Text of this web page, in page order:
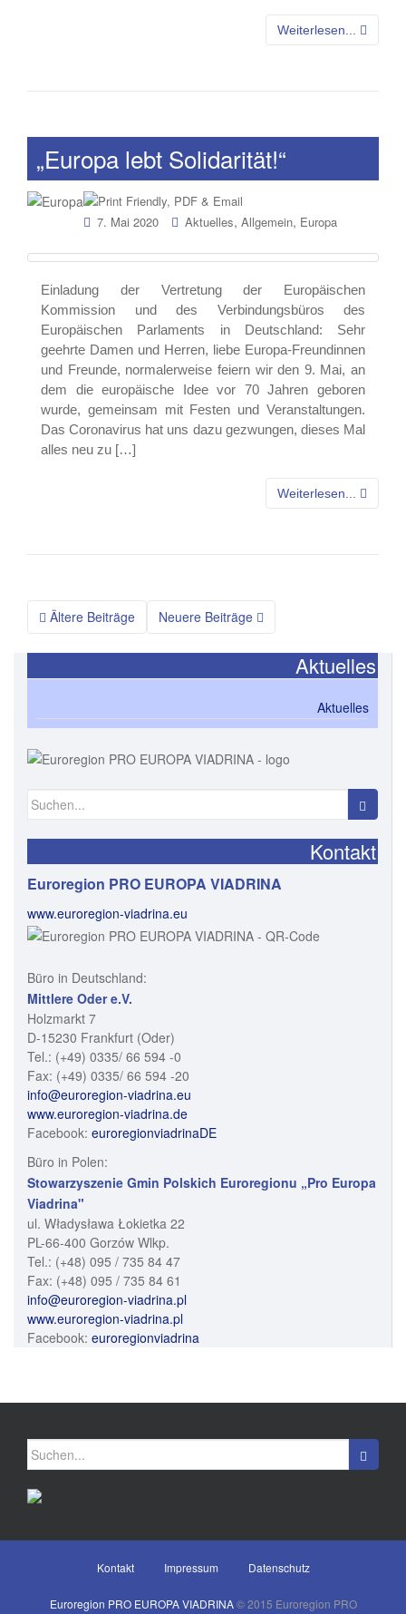
Weiterlesen...
„Europa lebt Solidarität!“
7. Mai 2020 Aktuelles, Allgemein, Europa
Einladung der Vertretung der Europäischen
Kommission und des Verbindungsbüros des
Europäischen Parlaments in Deutschland: Sehr
geehrte Damen und Herren, liebe Europa-Freundinnen
und Freunde, normalerweise feiern wir den 9. Mai, an
dem die europäische Idee vor 70 Jahren geboren
wurde, gemeinsam mit Festen und Veranstaltungen.
Das Coronavirus hat uns dazu gezwungen, dieses Mal
alles neu zu […]
Weiterlesen...
Beitragsnavigation
Ältere Beiträge Neuere Beiträge
Aktuelles
Aktuelles
Suchen
Kontakt
Euroregion PRO EUROPA VIADRINA
www.euroregion-viadrina.eu
Büro in Deutschland:
Mittlere Oder e.V.
Holzmarkt 7
D-15230 Frankfurt (Oder)
Tel.: (+49) 0335/ 66 594 -0
Fax: (+49) 0335/ 66 594 -20
info@euroregion-viadrina.eu
www.euroregion-viadrina.de
Facebook: euroregionviadrinaDE
Büro in Polen:
Stowarzyszenie Gmin Polskich Euroregionu „Pro Europa
Viadrina"
ul. Władysława Łokietka 22
PL-66-400 Gorzów Wlkp.
Tel.: (+48) 095 / 735 84 47
Fax: (+48) 095 / 735 84 61
info@euroregion-viadrina.pl
www.euroregion-viadrina.pl
Facebook: euroregionviadrina
Suchen
nach:
Kontakt Impressum Datenschutz
Euroregion PRO EUROPA VIADRINA© 2015 Euroregion PRO